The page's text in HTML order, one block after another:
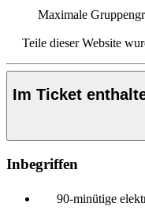
Maximale
Teile dieser Website
Im Ticket
Inbegriffen
90-minütige